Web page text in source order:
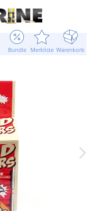
Bundle Merkliste Warenkorb